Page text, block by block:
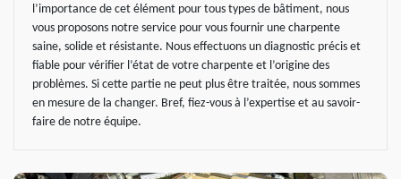
l’importance de cet élément pour tous types de bâtiment, nous
vous proposons notre service pour vous fournir une charpente
saine, solide et résistante. Nous effectuons un diagnostic précis et
fiable pour vérifier l’état de votre charpente et l’origine des
problèmes. Si cette partie ne peut plus être traitée, nous sommes
en mesure de la changer. Bref, fiez-vous à l’expertise et au savoir-
faire de notre équipe.